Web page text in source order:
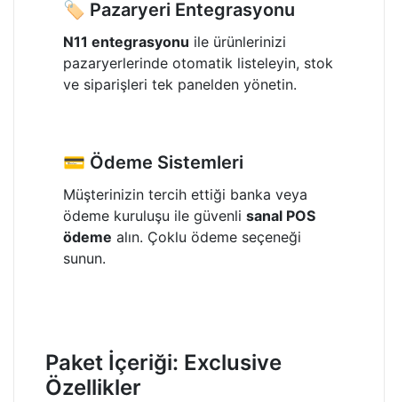
🏷️ Pazaryeri Entegrasyonu
N11 entegrasyonu ile ürünlerinizi
pazaryerlerinde otomatik listeleyin, stok
ve siparişleri tek panelden yönetin.
💳 Ödeme Sistemleri
Müşterinizin tercih ettiği banka veya
ödeme kuruluşu ile güvenli sanal POS
ödeme alın. Çoklu ödeme seçeneği
sunun.
Paket İçeriği: Exclusive
Özellikler